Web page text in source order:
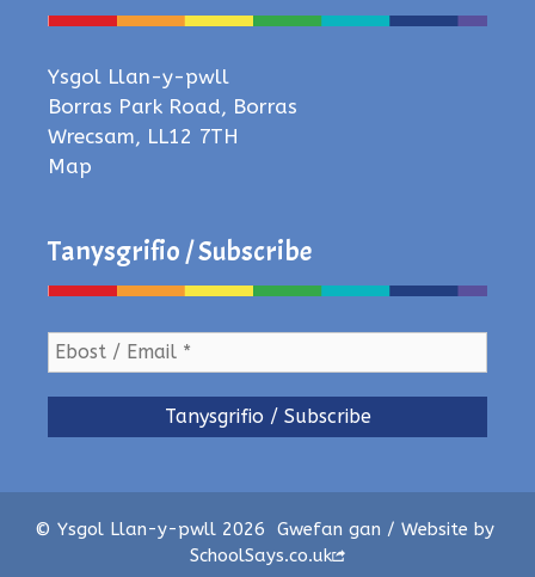
Ysgol Llan-y-pwll
Borras Park Road, Borras
Wrecsam, LL12 7TH
Map
Tanysgrifio / Subscribe
© Ysgol Llan-y-pwll 2026
Gwefan gan / Website by
SchoolSays.co.uk